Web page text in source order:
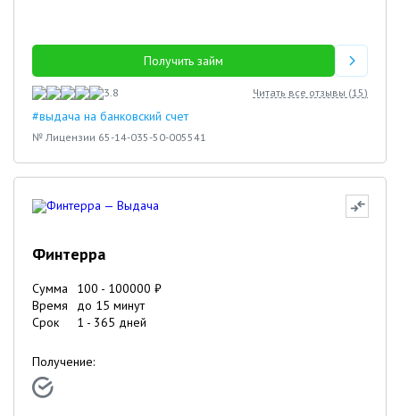
Получить займ
3.8 Читать все отзывы (15)
#выдача на банковский счет
№ Лицензии 65-14-035-50-005541
Финтерра
Сумма 100 - 100000 ₽
Время
до 15 минут
Срок
1 - 365 дней
Получение: